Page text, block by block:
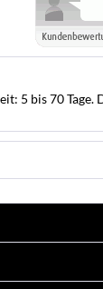
5 bis 70 Tage.